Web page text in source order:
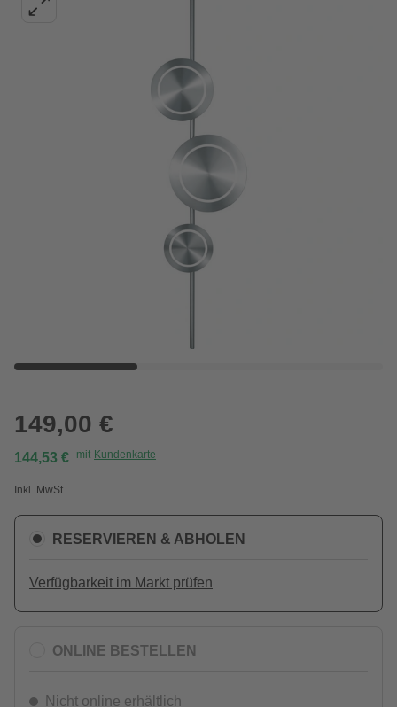
149,00 €
144,53 € mit Kundenkarte
Inkl. MwSt.
RESERVIEREN & ABHOLEN
Verfügbarkeit im Markt prüfen
ONLINE BESTELLEN
Nicht online erhältlich